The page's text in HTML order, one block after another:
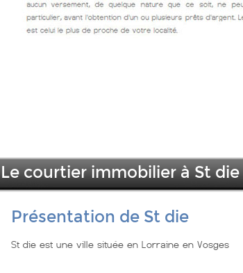
Le courtier immobilier à St die
Présentation de St die
St die est une ville située en Lorraine en Vosges